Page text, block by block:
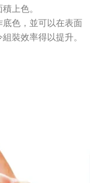
上色。
色，並可以在表面
裝效率得以提升。